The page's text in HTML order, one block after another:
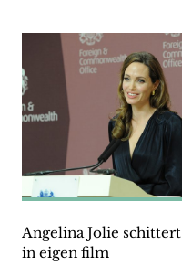
Angelina Jolie schittert
in eigen film